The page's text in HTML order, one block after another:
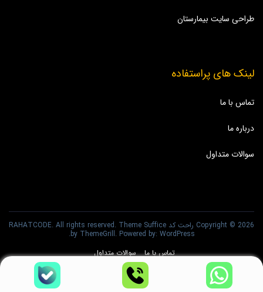
طراحی سایت بیمارستان
لینک های پراستفاده
تماس با ما
درباره ما
سوالات متداول
Copyright © 2026 راحت کد RAHATCODE . All rights reserved. ThemeSuffice
by ThemeGrill. Powered by:WordPress
.
تماس با ما
سوالات متداول